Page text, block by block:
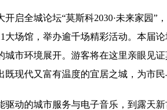
开启全城论坛“莫斯科2030·未来家园”
大场馆，举办逾千场精彩活动。本届
城市环境展开。游客将在这里亲眼见
既现代又富有温度的宜居之城，为市民
驱动的城市服务与电子音乐，到露天